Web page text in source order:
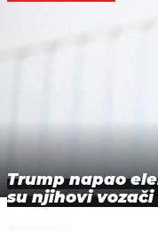
Trump napao
su njihovi